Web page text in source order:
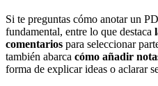
Si te preguntas cómo anotar un
fundamental, entre lo que destaca
comentarios para seleccionar
también abarca cómo añadir
forma de explicar ideas o aclarar